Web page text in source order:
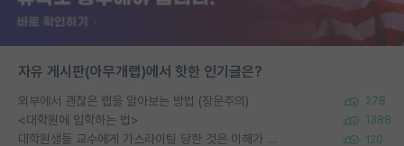
자유 게시판(아무개랩)에서 핫한 인기글은?
외부에서 괜찮은 랩을 알아보는 방법 (장문주의) 278
<대학원에 입학하는 법> 1388
대학원생들 교수에게 가스라이팅 당한 것은 이해가 갑니다. 안타깝네요. 120